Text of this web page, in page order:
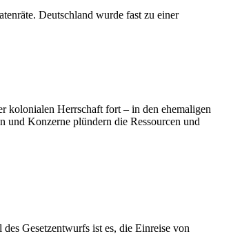
Deutschland wurde fast zu einer
kolonialen Herrschaft fort – in den ehemaligen
und Konzerne plündern die Ressourcen und
Gesetzentwurfs ist es, die Einreise von